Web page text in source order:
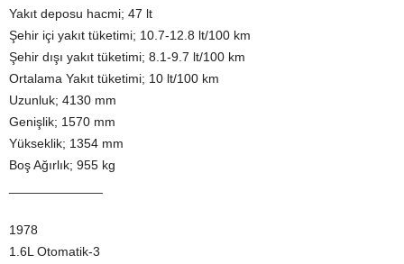
Yakıt deposu hacmi; 47 lt
Şehir içi yakıt tüketimi; 10.7-12.8 lt/100 km
Şehir dışı yakıt tüketimi; 8.1-9.7 lt/100 km
Ortalama Yakıt tüketimi; 10 lt/100 km
Uzunluk; 4130 mm
Genişlik; 1570 mm
Yükseklik; 1354 mm
Boş Ağırlık; 955 kg
1978
1.6L Otomatik-3